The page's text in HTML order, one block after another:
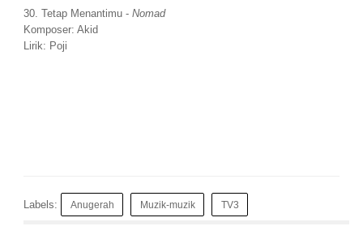
30. Tetap Menantimu - Nomad
Komposer: Akid
Lirik: Poji
Labels: Anugerah Muzik-muzik TV3